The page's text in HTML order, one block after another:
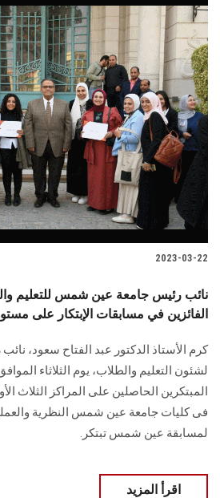
2023-03-22
نائب رئيس جامعة عين شمس للتعليم
الفائزين في مسابقات الإبتكار على
كرم الأستاذ الدكتور عبد الفتاح سعود،
المبتكرين الحاصلين على المراكز الثلاث
فى كليات جامعة عين شمس النظرية
لمسابقة عين شمس تبتكر.
اقرأ المزيد